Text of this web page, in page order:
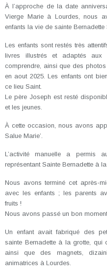
À l’approche de la date
Vierge Marie à Lourdes, nous
enfants la vie de sainte Bernadette
Les enfants sont restés très
livres illustrés et adaptés
comprendre, ainsi que des
en aout 2025. Les enfants ont
ce lieu Saint.
Le père Joseph est resté
et les jeunes.
À cette occasion, nous avons
Salue Marie’.
L’activité manuelle a permis
représentant Sainte Bernadette à
Nous avons terminé cet après-
avec les enfants ; les parents
fruits !
Nous avons passé un bon
Un enfant avait fabriqué des
sainte Bernadette à la grotte, qui
ainsi que des magnets,
animatrices à Lourdes.